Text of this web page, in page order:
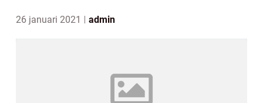
26 januari 2021 admin